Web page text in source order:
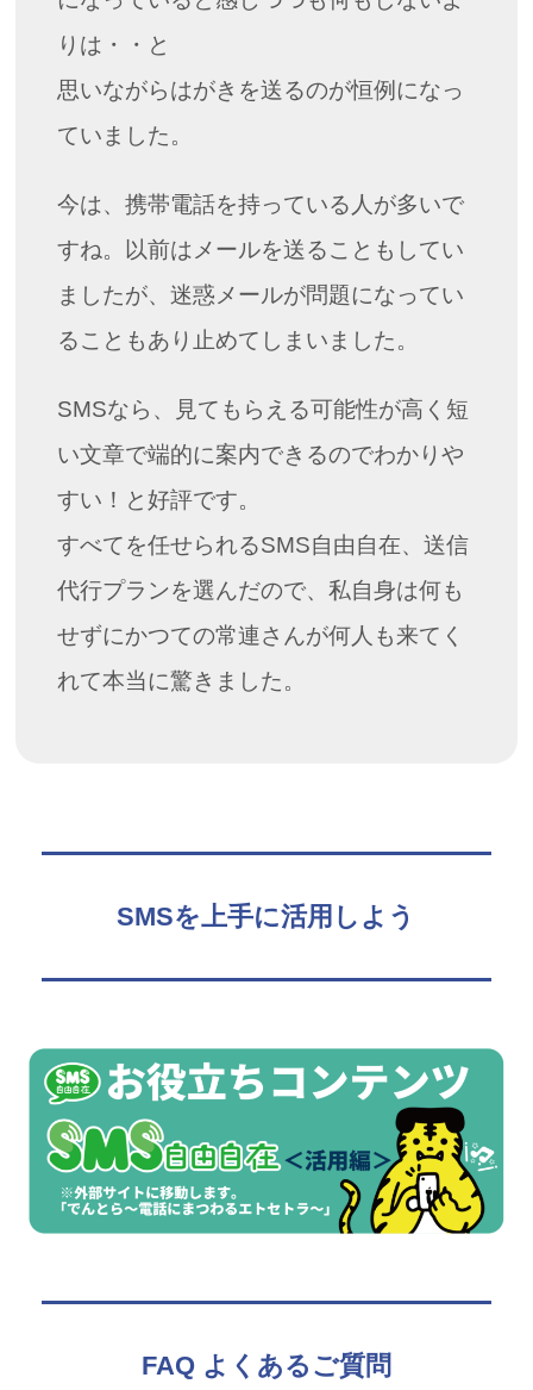
りは・・と
思いながらはがきを送るのが恒例になっ
ていました。
今は、携帯電話を持っている人が多いで
すね。以前はメールを送ることもしてい
ましたが、迷惑メールが問題になってい
ることもあり止めてしまいました。
SMSなら、見てもらえる可能性が高く短
い文章で端的に案内できるのでわかりや
すい！と好評です。
すべてを任せられるSMS自由自在、送信
代行プランを選んだので、私自身は何も
せずにかつての常連さんが何人も来てく
れて本当に驚きました。
SMSを上手に活用しよう
FAQ よくあるご質問